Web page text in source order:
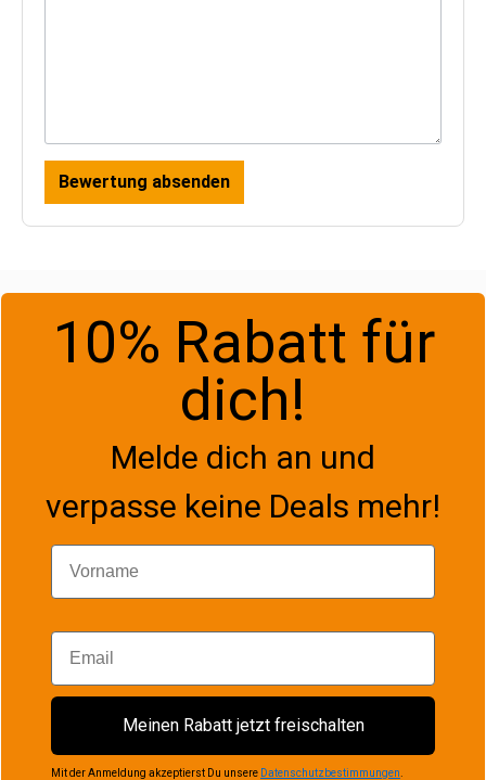
Bewertung absenden
10% Rabatt für
dich!
Melde dich an und
verpasse keine Deals mehr!
Vorname
Email
Meinen Rabatt jetzt freischalten
Mit der Anmeldung akzeptierst Du unsere Datenschutzbestimmungen